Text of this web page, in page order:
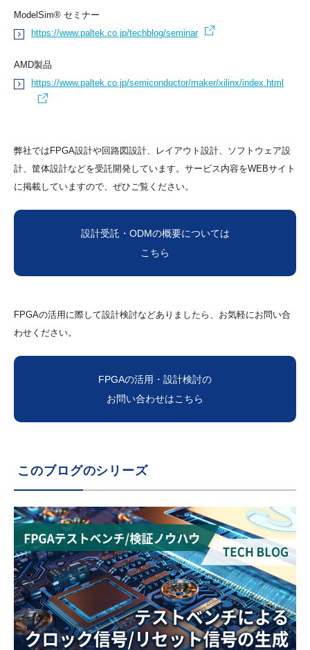
ModelSim® セミナー
https://www.paltek.co.jp/techblog/seminar
AMD製品
https://www.paltek.co.jp/semiconductor/maker/xilinx/index.html
弊社ではFPGA設計や回路図設計、レイアウト設計、ソフトウェア設
計、筐体設計などを受託開発しています。サービス内容をWEBサイト
に掲載していますので、ぜひご覧ください。
設計受託・ODMの概要については
こちら
FPGAの活用に際して設計検討などありましたら、お気軽にお問い合
わせください。
FPGAの活用・設計検討の
お問い合わせはこちら
このブログのシリーズ